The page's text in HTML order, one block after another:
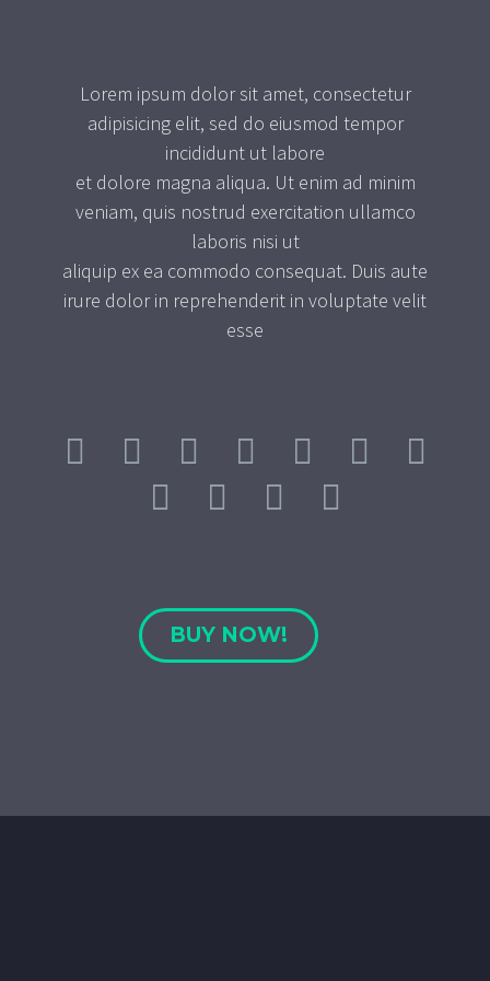
Lorem ipsum dolor sit amet, consectetur
adipisicing elit, sed do eiusmod tempor
incididunt ut labore
et dolore magna aliqua. Ut enim ad minim
veniam, quis nostrud exercitation ullamco
laboris nisi ut
aliquip ex ea commodo consequat. Duis aute
irure dolor in reprehenderit in voluptate velit
esse
BUY NOW!